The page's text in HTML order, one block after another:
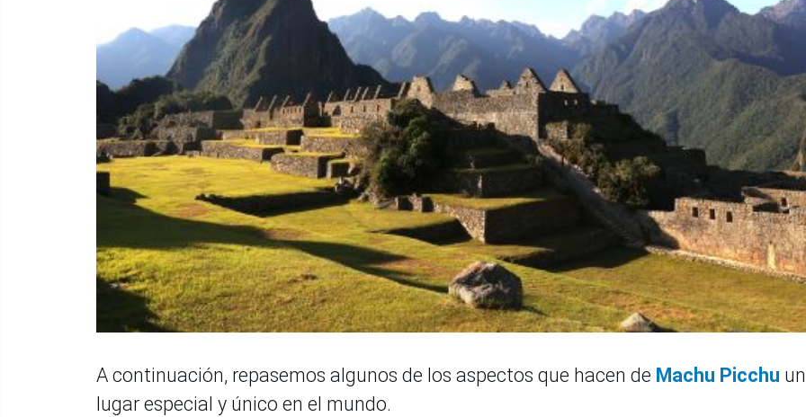
A continuación, repasemos algunos de los aspectos que hacen de Machu Picchu un
lugar especial y único en el mundo.